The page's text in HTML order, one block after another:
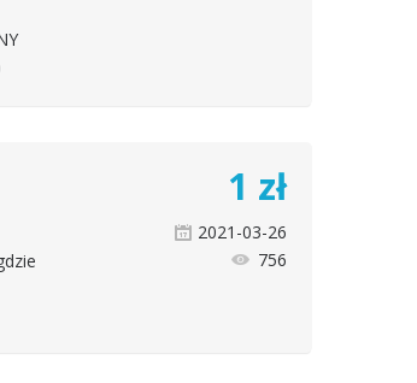
1 zł
2021-03-26
756